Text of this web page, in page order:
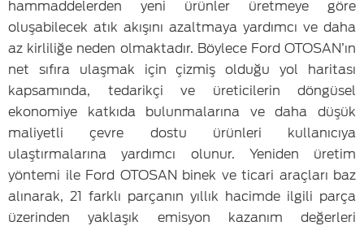
hammaddelerden yeni ürünler üretmeye göre
oluşabilecek atık akışını azaltmaya yardımcı ve daha
az kirliliğe neden olmaktadır. Böylece Ford OTOSAN’ın
net sıfıra ulaşmak için çizmiş olduğu yol haritası
kapsamında, tedarikçi ve üreticilerin döngüsel
ekonomiye katkıda bulunmalarına ve daha düşük
maliyetli çevre dostu ürünleri kullanıcıya
ulaştırmalarına yardımcı olunur. Yeniden üretim
yöntemi ile Ford OTOSAN binek ve ticari araçları baz
alınarak, 21 farklı parçanın yıllık hacimde ilgili parça
üzerinden yaklaşık emisyon kazanım değerleri